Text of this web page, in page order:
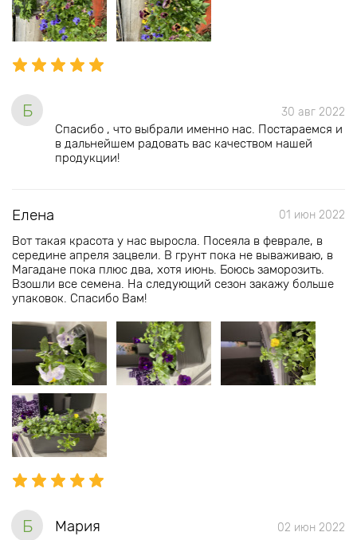
Б 30 авг 2022
Спасибо , что выбрали именно нас. Постараемся и
в дальнейшем радовать вас качеством нашей
продукции!
Елена 01 июн 2022
Вот такая красота у нас выросла. Посеяла в феврале, в
середине апреля зацвели. В грунт пока не вываживаю, в
Магадане пока плюс два, хотя июнь. Боюсь заморозить.
Взошли все семена. На следующий сезон закажу больше
упаковок. Спасибо Вам!
Б Мария 02 июн 2022